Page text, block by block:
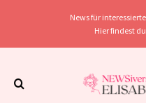
News für
Hier findest